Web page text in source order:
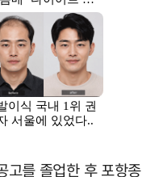
를 졸업한 후 포항종